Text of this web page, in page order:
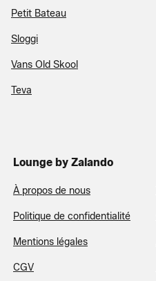
Petit Bateau
Sloggi
Vans Old Skool
Teva
Lounge by Zalando
À propos de nous
Politique de confidentialité
Mentions légales
CGV